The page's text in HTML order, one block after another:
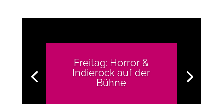
Freitag: Horror &
Indierock auf der
Bühne